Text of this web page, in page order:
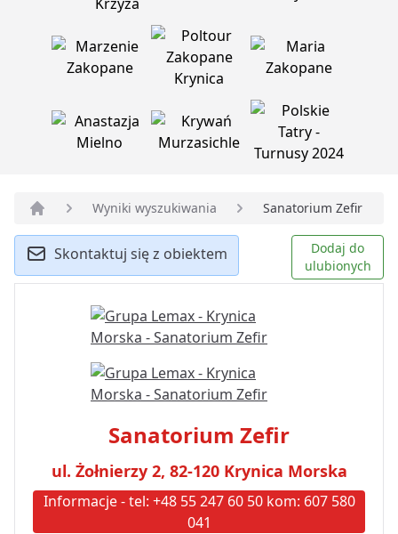
Wyniki wyszukiwania Sanatorium Zefir
Skontaktuj się z obiektem
Dodaj do
ulubionych
Sanatorium Zefir
ul. Żołnierzy 2, 82-120 Krynica Morska
Informacje - tel: +48 55 247 60 50 kom: 607 580
041